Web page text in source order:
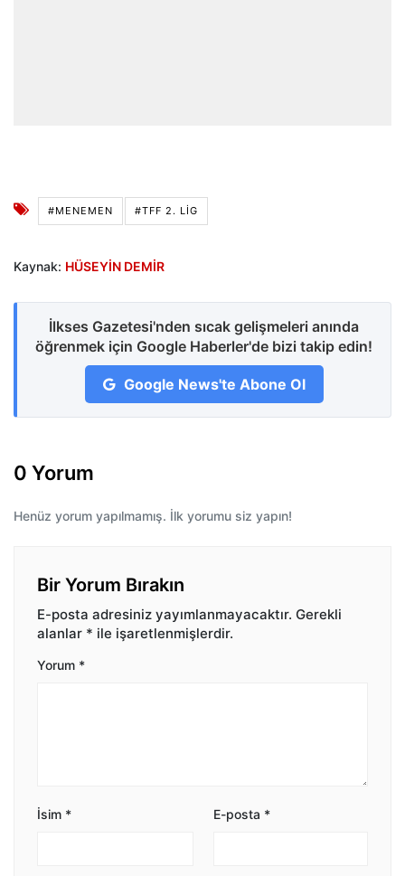
#MENEMEN #TFF 2. LIG
Kaynak: HÜSEYİN DEMİR
İlkses Gazetesi'nden sıcak gelişmeleri anında
öğrenmek için Google Haberler'de bizi takip edin!
Google News'te Abone Ol
0 Yorum
Henüz yorum yapılmamış. İlk yorumu siz yapın!
Bir Yorum Bırakın
E-posta adresiniz yayımlanmayacaktır. Gerekli
alanlar * ile işaretlenmişlerdir.
Yorum *
İsim * E-posta *